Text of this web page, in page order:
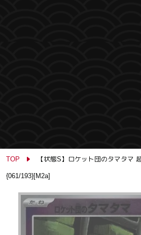
TOP 【状態S】ロケット団のタマタマ
{061/193}[M2a]